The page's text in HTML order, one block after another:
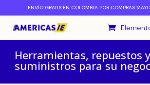
ENVÍO GRATIS EN COLOMBIA POR COMPRAS
Herramientas, repuestos y
suministros para su